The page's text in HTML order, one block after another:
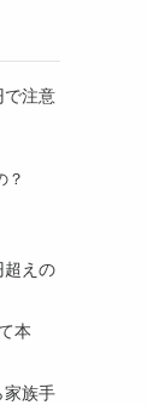
で注意
？
超えの
本
家族手